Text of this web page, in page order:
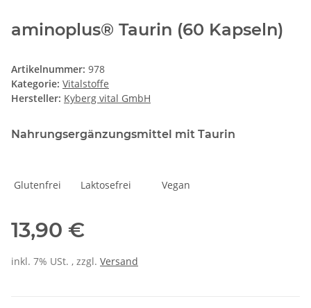
aminoplus® Taurin (60 Kapseln)
Artikelnummer: 978
Kategorie: Vitalstoffe
Hersteller: Kyberg vital GmbH
Nahrungsergänzungsmittel mit Taurin
Glutenfrei Laktosefrei Vegan
13,90 €
inkl. 7% USt. , zzgl. Versand